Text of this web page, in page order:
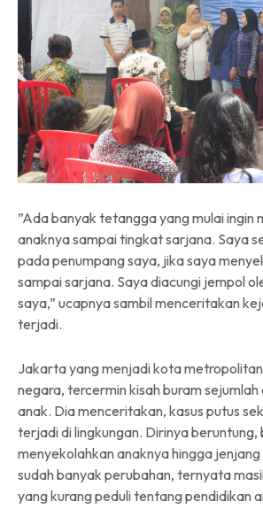
”Ada banyak tetangga yang mulai ingin
anaknya sampai tingkat sarjana. Saya
pada penumpang saya, jika saya
sampai sarjana. Saya diacungi jempol
saya,” ucapnya sambil menceritakan
terjadi.
Jakarta yang menjadi kota
negara, tercermin kisah buram sejumlah
anak. Dia menceritakan, kasus putus
terjadi di lingkungan. Dirinya beruntung,
menyekolahkan anaknya hingga
sudah banyak perubahan, ternyata
yang kurang peduli tentang pendidikan